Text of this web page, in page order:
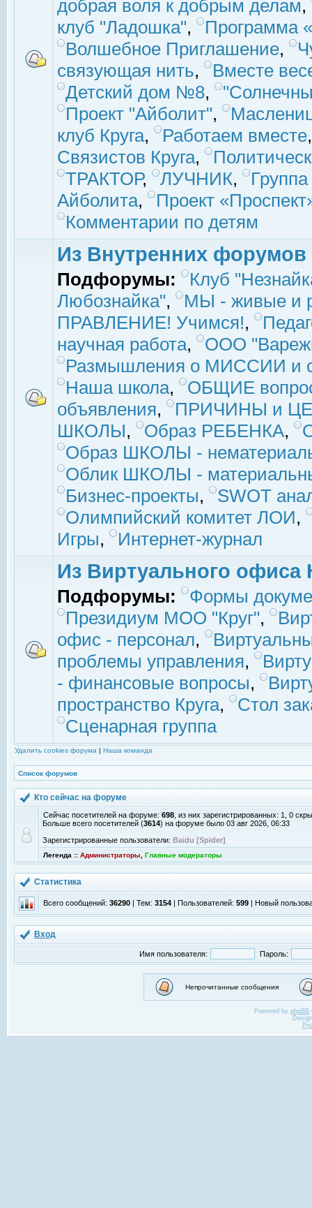
добрая воля к добрым делам,
клуб "Ладошка",
Программа
Волшебное Приглашение,
связующая нить,
Вместе
Детский дом №8,
Проект "Айболит",
клуб Круга, Работаем вместе
Связистов Круга,
ТРАКТОР, ЛУЧНИК,
Айболита,
Проект
Комментарии по детям
Из Внутренних форумов
Подфорумы:
Клуб
Любознайка",
МЫ - живые и
ПРАВЛЕНИЕ! Учимся!,
научная работа,
ООО
Размышления о МИССИИ и
Наша школа,
ОБЩИЕ
объявления,
ПРИЧИНЫ и
ШКОЛЫ, Образ РЕБЕНКА,
Образ ШКОЛЫ -
Облик ШКОЛЫ -
Бизнес-проекты,
SWOT
Олимпийский комитет ЛОИ,
Игры, Интернет-журнал
Из Виртуального офиса
Подфорумы:
Формы
Президиум МОО "Круг",
офис - персонал,
проблемы управления,
- финансовые вопросы,
пространство Круга,
Стол
Сценарная группа
Удалить cookies форума | Наша команда
Список форумов
Кто сейчас на форуме
Сейчас посетителей на форуме: 698 , из них зарегистрированных: 1, 0
Больше всего посетителей (3614) на форуме было 03 авг 2026, 06:33
Зарегистрированные пользователи: Baidu [Spider]
Легенда :: Администраторы Главные модераторы
Статистика
Всего сообщений: 36290 | Тем: 3154 | Пользователей: 599 | Новый
Вход
Имя пользователя: Пароль:
Непрочитанные сообщения
Powered by phpBB